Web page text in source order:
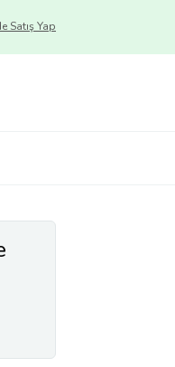
Satış Yap